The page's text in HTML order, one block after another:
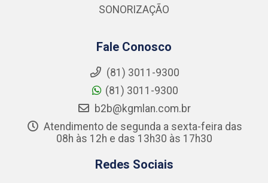
SONORIZAÇÃO
Fale Conosco
(81) 3011-9300
(81) 3011-9300
b2b@kgmlan.com.br
Atendimento de segunda a sexta-feira das
08h às 12h e das 13h30 às 17h30
Redes Sociais